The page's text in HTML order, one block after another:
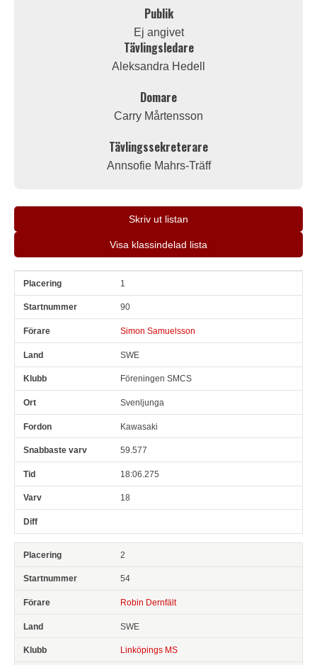
Publik
Ej angivet
Tävlingsledare
Aleksandra Hedell
Domare
Carry Mårtensson
Tävlingssekreterare
Annsofie Mahrs-Träff
Skriv ut listan
Visa klassindelad lista
Pl Snr 1
90
Simon Samuelsson
SWE
Föreningen SMCS
Svenljunga
Kawasaki
59.577
18:06.275
18
2
54
Robin Dernfält
SWE
Linköpings MS